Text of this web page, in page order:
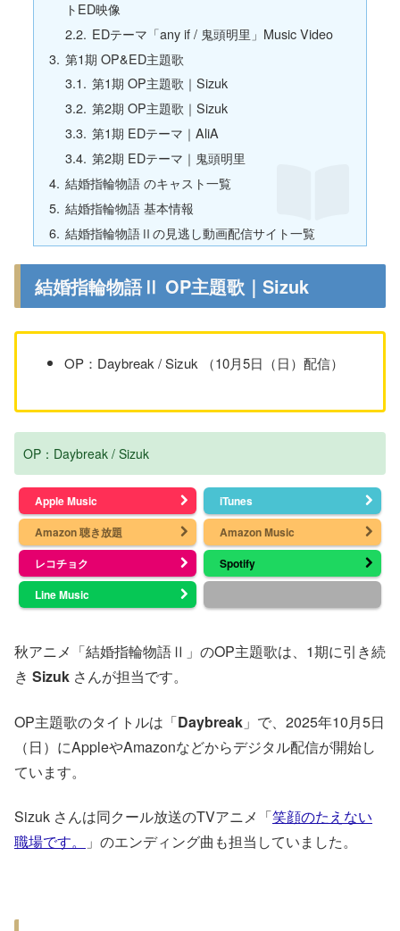
トED映像
EDテーマ「any if / 鬼頭明里」Music Video
第1期 OP&ED主題歌
第1期 OP主題歌｜Sizuk
第2期 OP主題歌｜Sizuk
第1期 EDテーマ｜AliA
第2期 EDテーマ｜鬼頭明里
結婚指輪物語 のキャスト一覧
結婚指輪物語 基本情報
結婚指輪物語Ⅱの見逃し動画配信サイト一覧
結婚指輪物語Ⅱ OP主題歌｜Sizuk
OP：Daybreak / Sizuk （10月5日（日）配信）
OP：Daybreak / Sizuk
Apple Music
iTunes
Amazon 聴き放題
Amazon Music
レコチョク
Spotify
Line Music
秋アニメ「結婚指輪物語Ⅱ」のOP主題歌は、1期に引き続
き Sizuk さんが担当です。
OP主題歌のタイトルは「Daybreak 」で、2025年10月5日
（日）にAppleやAmazonなどからデジタル配信が開始し
ています。
Sizuk さんは同クール放送のTVアニメ「笑顔のたえない
職場です。
」のエンディング曲も担当していました。